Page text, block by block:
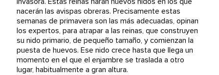
nacerán las avispas obreras. Precisamente estas
semanas de primavera son las más adecuadas, opinan
los expertos, para atrapar a las reinas, que construyen
su nido primario, de pequeño tamaño, y comienzan la
puesta de huevos. Ese nido crece hasta que llega un
momento en el que el enjambre se traslada a otro
lugar, habitualmente a gran altura.